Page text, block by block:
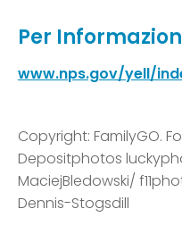
Per
www.nps.gov/yell/
Copyright: FamilyGO.
Depositphotos
MaciejBledowski/
Dennis-Stogsdill